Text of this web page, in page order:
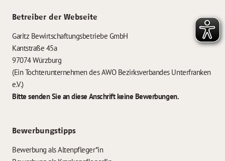
Betreiber der Webseite
Garitz Bewirtschaftungsbetriebe GmbH
Kantstraße 45a
97074 Würzburg
(Ein Tochterunternehmen des AWO Bezirksverbandes Unterfranken
e.V.)
Bitte senden Sie an diese Anschrift keine Bewerbungen.
Bewerbungstipps
Bewerbung als Altenpfleger*in